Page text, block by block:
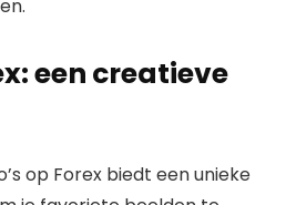
een creatieve
op Forex biedt een unieke